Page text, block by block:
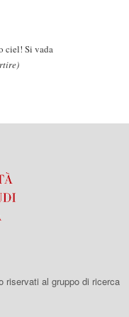
vada
riservati al gruppo di ricerca